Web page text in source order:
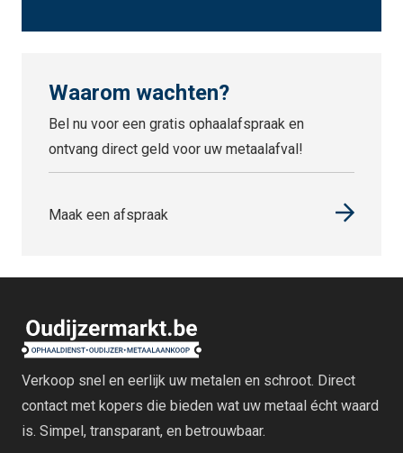
Waarom wachten?
Bel nu voor een gratis ophaalafspraak en
ontvang direct geld voor uw metaalafval!
Maak een afspraak
Verkoop snel en eerlijk uw metalen en schroot. Direct
contact met kopers die bieden wat uw metaal écht waard
is. Simpel, transparant, en betrouwbaar.